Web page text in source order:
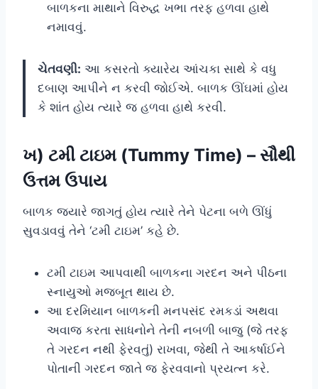
બાળકના માથાને વિરુદ્ધ ખભા તરફ હળવા હાથે
નમાવવું.
ચેતવણી: આ કસરતો ક્યારેય આંચકા સાથે કે વધુ
દબાણ આપીને ન કરવી જોઈએ. બાળક ઊંઘમાં હોય
કે શાંત હોય ત્યારે જ હળવા હાથે કરવી.
ખ) ટમી ટાઇમ (Tummy Time) – સૌથી
ઉત્તમ ઉપાય
બાળક જ્યારે જાગતું હોય ત્યારે તેને પેટના બળે ઊંધું
સુવડાવવું તેને ‘ટમી ટાઇમ’ કહે છે.
ટમી ટાઇમ આપવાથી બાળકના ગરદન અને પીઠના
સ્નાયુઓ મજબૂત થાય છે.
આ દરમિયાન બાળકની મનપસંદ રમકડાં અથવા
અવાજ કરતા સાધનોને તેની નબળી બાજુ (જે તરફ
તે ગરદન નથી ફેરવતું) રાખવા, જેથી તે આકર્ષાઈને
પોતાની ગરદન જાતે જ ફેરવવાનો પ્રયત્ન કરે.